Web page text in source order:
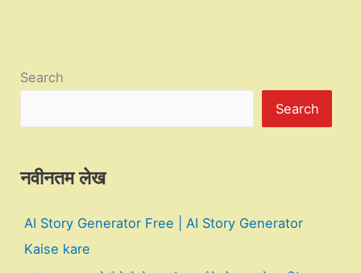
Search
Search
नवीनतम लेख
AI Story Generator Free | AI Story Generator
Kaise kare